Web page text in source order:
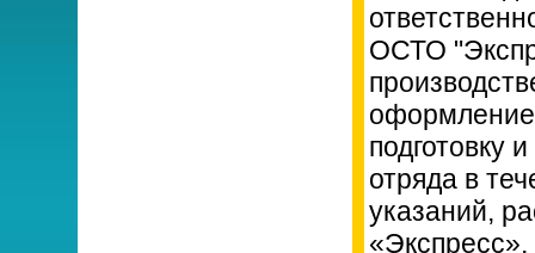
ОСТО
оформление
подготовку
отряда в
указаний,